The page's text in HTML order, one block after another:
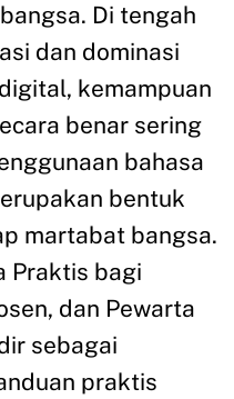
Di tengah
dan dominasi
kemampuan
benar sering
bahasa
bentuk
martabat bangsa.
Praktis bagi
dan Pewarta
sebagai
praktis